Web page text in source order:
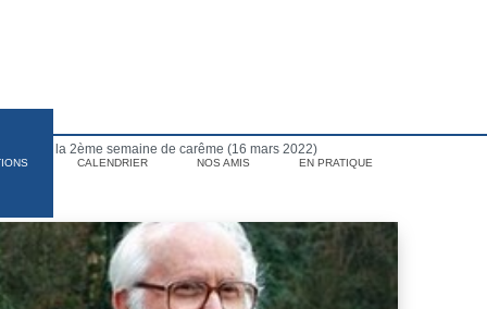
CALENDRIER NOS AMIS EN PRATIQUE
de la 2ème semaine de carême (16 mars 2022)